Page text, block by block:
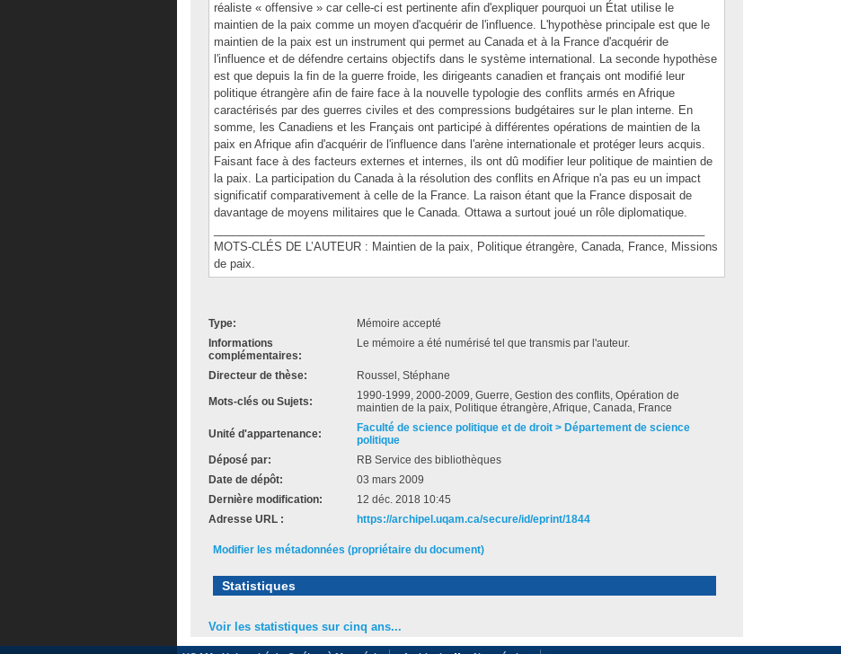
réaliste « offensive » car celle-ci est pertinente afin d'expliquer pourquoi un État utilise le
maintien de la paix comme un moyen d'acquérir de l'influence. L'hypothèse principale est que le
maintien de la paix est un instrument qui permet au Canada et à la France d'acquérir de
l'influence et de défendre certains objectifs dans le système international. La seconde hypothèse
est que depuis la fin de la guerre froide, les dirigeants canadien et français ont modifié leur
politique étrangère afin de faire face à la nouvelle typologie des conflits armés en Afrique
caractérisés par des guerres civiles et des compressions budgétaires sur le plan interne. En
somme, les Canadiens et les Français ont participé à différentes opérations de maintien de la
paix en Afrique afin d'acquérir de l'influence dans l'arène internationale et protéger leurs acquis.
Faisant face à des facteurs externes et internes, ils ont dû modifier leur politique de maintien de
la paix. La participation du Canada à la résolution des conflits en Afrique n'a pas eu un impact
significatif comparativement à celle de la France. La raison étant que la France disposait de
davantage de moyens militaires que le Canada. Ottawa a surtout joué un rôle diplomatique.
MOTS-CLÉS DE L’AUTEUR : Maintien de la paix, Politique étrangère, Canada, France, Missions
de paix.
Type:
Mémoire accepté
Informations
complémentaires:
Le mémoire a été numérisé tel que transmis par l'auteur.
Directeur de thèse: Roussel, Stéphane
Mots-clés ou Sujets:
1990-1999, 2000-2009, Guerre, Gestion des conflits, Opération de
maintien de la paix, Politique étrangère, Afrique, Canada, France
Unité d'appartenance:
Faculté de science politique et de droit > Département de science
politique
Déposé par:
RB Service des bibliothèques
Date de dépôt:
03 mars 2009
Dernière modification:
12 déc. 2018 10:45
Adresse URL :
https://archipel.uqam.ca/secure/id/eprint/1844
Modifier les métadonnées (propriétaire du document)
Statistiques
Voir les statistiques sur cinq ans...